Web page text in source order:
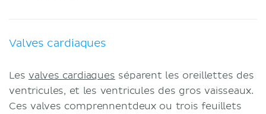
Valves cardiaques
Les valves cardiaques séparent les oreillettes des
ventricules, et les ventricules des gros vaisseaux.
Ces valves comprennentdeux ou trois feuillets